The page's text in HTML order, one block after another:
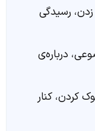
رسیدگی
درباره‌‌ی
کردن، کنار